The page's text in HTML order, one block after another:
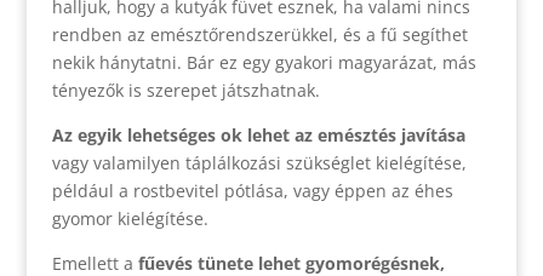
halljuk, hogy a kutyák füvet esznek, ha valami nincs
rendben az emésztőrendszerükkel, és a fű segíthet
nekik hánytatni. Bár ez egy gyakori magyarázat, más
tényezők is szerepet játszhatnak.
Az egyik lehetséges ok lehet az emésztés javítása
vagy valamilyen táplálkozási szükséglet kielégítése,
például a rostbevitel pótlása, vagy éppen az éhes
gyomor kielégítése.
Emellett a fűevés tünete lehet gyomorégésnek,